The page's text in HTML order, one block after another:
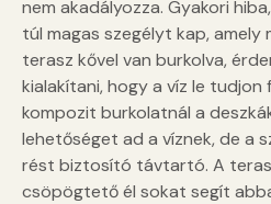
nem akadályozza. Gyakori
túl magas szegélyt kap, amely
terasz kővel van burkolva,
kialakítani, hogy a víz le
kompozit burkolatnál a
lehetőséget ad a víznek, de a
rést biztosító távtartó. A
csöpögtető él sokat segít